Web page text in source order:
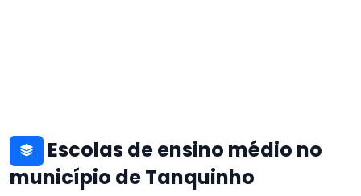
Escolas de ensino médio no
município de Tanquinho